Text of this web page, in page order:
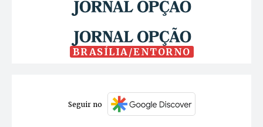
BRASÍLIA/ENTORNO
Seguir no